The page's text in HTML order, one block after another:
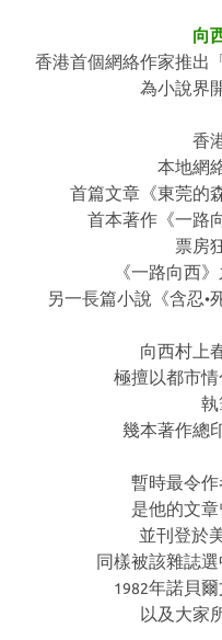
向
香港首個網絡作家推出
為小說界
香
本地網
首篇文章《東莞的
首本著作《一路
票房
《一路向西
另一長篇小說《含忍•
向西村上
極擅以都市
執
幾本著作總
暫時最令
是他的文
並刊登於
同樣被該雜誌
1982年諾貝
以及大家